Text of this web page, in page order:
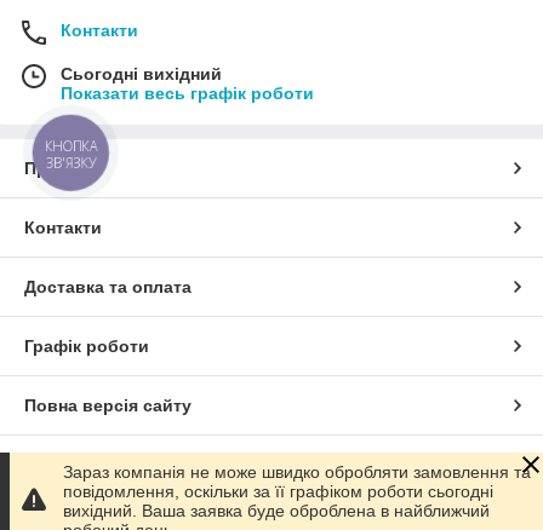
Контакти
Сьогодні вихідний
Показати весь графік роботи
Про нас
Контакти
Доставка та оплата
Графік роботи
Повна версія сайту
Сайт створено на маркетплейсі Prom.ua
Політика конфіденційності
Зараз компанія не може швидко обробляти замовлення та
повідомлення, оскільки за її графіком роботи сьогодні
вихідний. Ваша заявка буде оброблена в найближчий
КНОПКА
ЗВ'ЯЗКУ